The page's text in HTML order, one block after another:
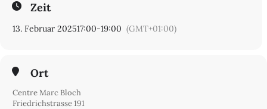
Zeit
13. Februar 202517:00-19:00 (GMT+01:00)
Ort
Centre Marc Bloch
Friedrichstrasse 191